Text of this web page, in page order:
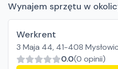
Wynajem sprzętu w
Werkrent
3 Maja 44, 41-408
0.0(0 opinii)